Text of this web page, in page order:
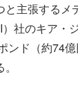
と主張するメ
社のキア・
ンド（約74